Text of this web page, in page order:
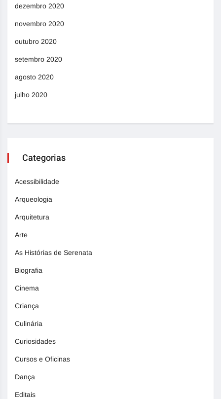
dezembro 2020
novembro 2020
outubro 2020
setembro 2020
agosto 2020
julho 2020
Categorias
Acessibilidade
Arqueologia
Arquitetura
Arte
As Histórias de Serenata
Biografia
Cinema
Criança
Culinária
Curiosidades
Cursos e Oficinas
Dança
Editais